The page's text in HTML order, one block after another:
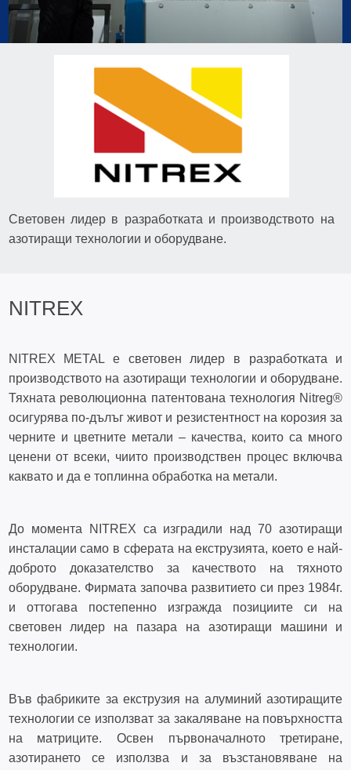
Световен лидер в разработката и производството на
азотиращи технологии и оборудване.
NITREX
NITREX METAL е световен лидер в разработката и
производството на азотиращи технологии и оборудване.
Тяхната революционна патентована технология Nitreg®
осигурява по-дълъг живот и резистентност на корозия за
черните и цветните метали – качества, които са много
ценени от всеки, чиито производствен процес включва
каквато и да е топлинна обработка на метали.
До момента NITREX са изградили над 70 азотиращи
инсталации само в сферата на екструзията, което е най-
доброто доказателство за качеството на тяхното
оборудване. Фирмата започва развитието си през 1984г.
и оттогава постепенно изгражда позициите си на
световен лидер на пазара на азотиращи машини и
технологии.
Във фабриките за екструзия на алуминий азотиращите
технологии се използват за закаляване на повърхността
на матриците. Освен първоначалното третиране,
азотирането се използва и за възстановяване на